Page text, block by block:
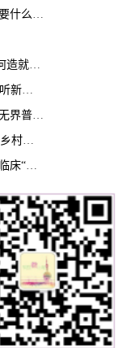
探访国家蛋白质科学研究（上海）设施：想要什么蛋白 AI直接设计合成
（乡村“头雁”）“头雁”破局，一颗火龙果如何造就沪上乡村特色产业化路径
AI观赛来了！这场移动通信行业盛会解锁视听新玩法
2026年世界移动通信大会：以移动智能勾勒无界普惠新愿景
（乡村“头雁”）三代腌一味 一颗雪菜背后的乡村致富经
虹桥健康科技产业创新中心亮相老博会：让临床“需求”定义银发经济新生态